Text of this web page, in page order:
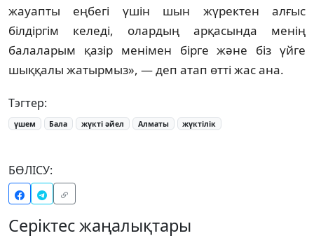
жауапты еңбегі үшін шын жүректен алғыс
білдіргім келеді, олардың арқасында менің
балаларым қазір менімен бірге және біз үйге
шыққалы жатырмыз», — деп атап өтті жас ана.
Тэгтер:
үшем Бала жүкті әйел Алматы жүктілік
БӨЛІСУ:
Серіктес жаңалықтары